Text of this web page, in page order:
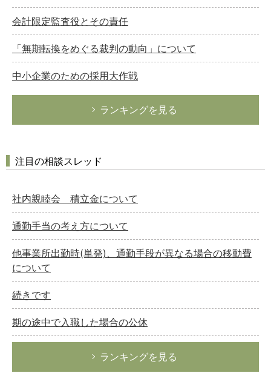
会計限定監査役とその責任
「無期転換をめぐる裁判の動向」について
中小企業のための採用大作戦
ランキングを見る
注目の相談スレッド
社内親睦会 積立金について
通勤手当の考え方について
他事業所出勤時(単発)、通勤手段が異なる場合の移動費
について
続きです
期の途中で入職した場合の公休
ランキングを見る